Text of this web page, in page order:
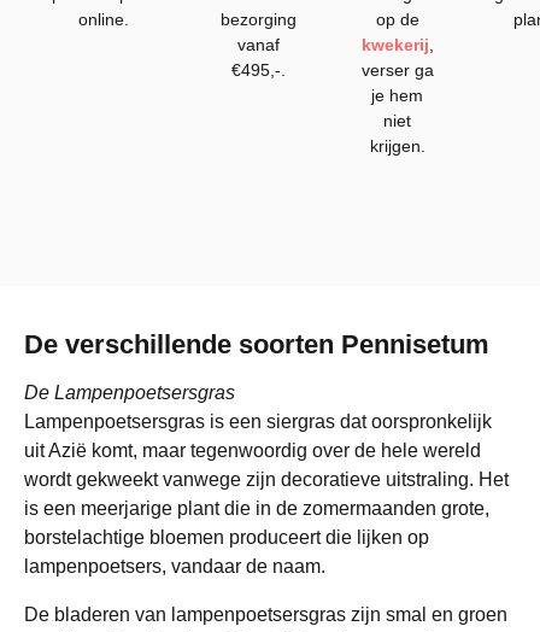
online.
bezorging
vanaf
€495,-.
op de
kwekerij
verser ga
je hem
niet
krijgen.
De verschillende soorten Pennisetum
De Lampenpoetsersgras
Lampenpoetsersgras is een siergras dat oorspronkelijk
uit Azië komt, maar tegenwoordig over de hele wereld
wordt gekweekt vanwege zijn decoratieve uitstraling. Het
is een meerjarige plant die in de zomermaanden grote,
borstelachtige bloemen produceert die lijken op
lampenpoetsers, vandaar de naam.
De bladeren van lampenpoetsersgras zijn smal en groen